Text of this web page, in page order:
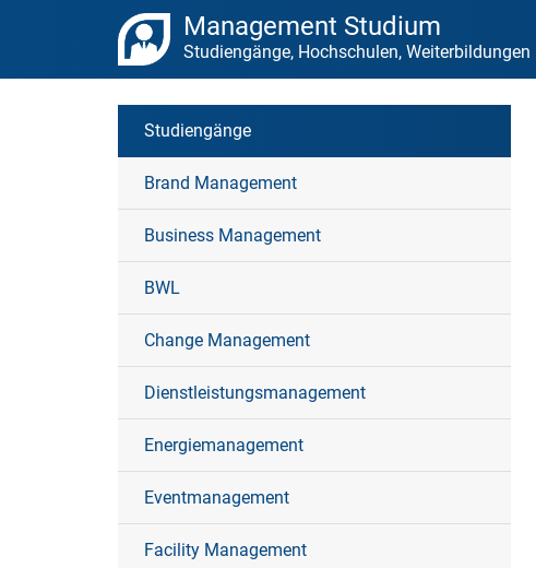
Management Studium
Studiengänge, Hochschulen, Weiterbildungen
Studiengänge
Brand Management
Business Management
BWL
Change Management
Dienstleistungsmanagement
Energiemanagement
Eventmanagement
Facility Management